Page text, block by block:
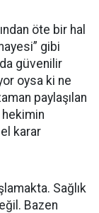
öte bir hal
gibi
da güvenilir
oysa ki ne
paylaşılan
karar
Sağlık
Bazen